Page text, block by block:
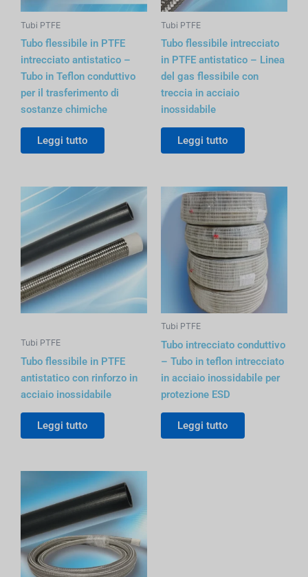
Tubi PTFE
Tubo flessibile in PTFE
intrecciato antistatico –
Tubo in Teflon conduttivo
per il trasferimento di
sostanze chimiche
Leggi tutto
Tubi PTFE
Tubo flessibile intrecciato
in PTFE antistatico – Linea
del gas flessibile con
treccia in acciaio
inossidabile
Leggi tutto
Tubi PTFE
Tubo flessibile in PTFE
antistatico con rinforzo in
acciaio inossidabile
Leggi tutto
Tubi PTFE
Tubo intrecciato conduttivo
– Tubo in teflon intrecciato
in acciaio inossidabile per
protezione ESD
Leggi tutto